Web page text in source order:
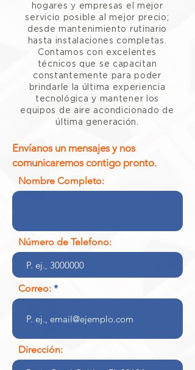
hogares y empresas el mejor
servicio posible al mejor precio;
desde mantenimiento rutinario
hasta instalaciones completas.
Contamos con excelentes
técnicos que se capacitan
constantemente para poder
brindarle la última experiencia
tecnológica y mantener los
equipos de aire acondicionado de
última generación.
Envíanos un mensajes y nos
comunicaremos contigo pronto.
Nombre Completo:
Número de Telefono:
Correo:
Dirección: